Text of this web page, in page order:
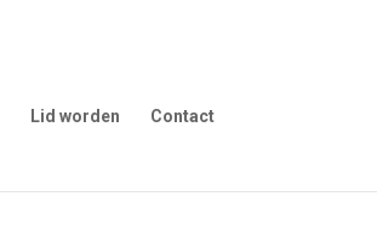
Lid worden Contact